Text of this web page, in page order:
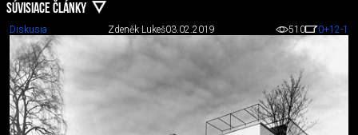
SÚVISIACE ČLÁNKY
Diskusia Zdeněk Lukeš03.02.2019 510 0+12-1